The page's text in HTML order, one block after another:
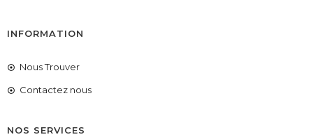
INFORMATION
Nous Trouver
Contactez nous
NOS SERVICES